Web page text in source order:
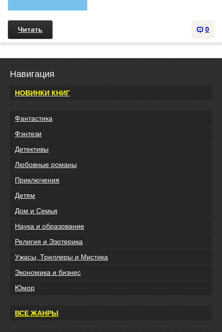
0
Читать
Навигация
НОВИНКИ КНИГ
Фантастика
Фэнтези
Детективы
Любовные романы
Приключения
Детям
Дом и Семья
Наука и образование
Религия и Эзотерика
Ужасы, Триллеры и Мистика
Экономика и бизнес
Юмор
ВСЕ ЖАНРЫ